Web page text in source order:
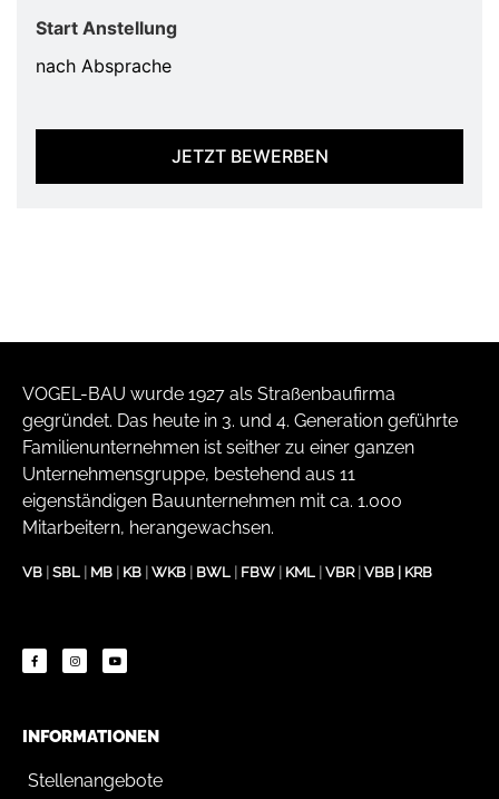
Start Anstellung
nach Absprache
JETZT BEWERBEN
VOGEL-BAU wurde 1927 als Straßenbaufirma
gegründet. Das heute in 3. und 4. Generation geführte
Familienunternehmen ist seither zu einer ganzen
Unternehmensgruppe, bestehend aus 11
eigenständigen Bauunternehmen mit ca. 1.000
Mitarbeitern, herangewachsen.
VB SBL MB KB WKB BWL FBW KML VBR| VBB KRB
INFORMATIONEN
Stellenangebote